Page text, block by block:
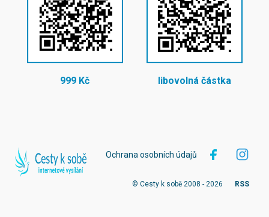
999 Kč libovolná částka
Ochrana osobních údajů
© Cesty k sobě 2008 - 2026 RSS